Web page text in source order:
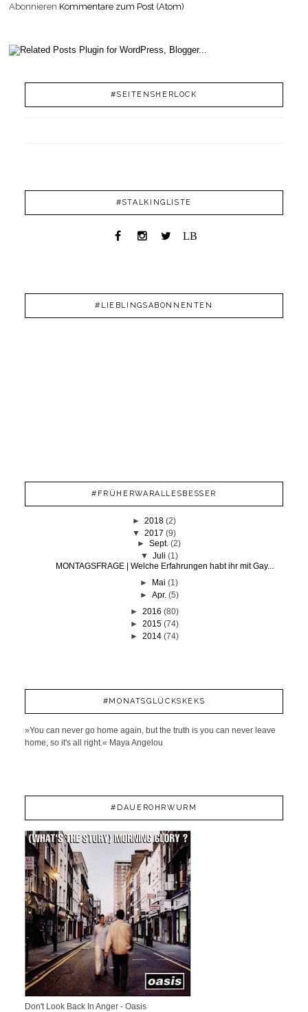
Abonnieren Kommentare zum Post (Atom)
#SEITENSHERLOCK
#STALKINGLISTE
LB
#LIEBLINGSABONNENTEN
#FRÜHERWARALLESBESSER
►2018 (2)
▼ 2017 (9)
►Sept. (2)
▼ Juli (1)
MONTAGSFRAGE | Welche Erfahrungen habt ihr mit Gay...
►
Mai (1)
► Apr. (5)
► 2016 (80)
► 2015 (74)
► 2014 (74)
#MONATSGLÜCKSKEKS
»You can never go home again, but the truth is you can never leave
home, so it's all right.« Maya Angelou
#DAUEROHRWURM
Don't Look Back In Anger - Oasis